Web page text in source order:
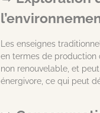
Les enseignes
en termes de production
non renouvelable, et
énergivore, ce qui peut